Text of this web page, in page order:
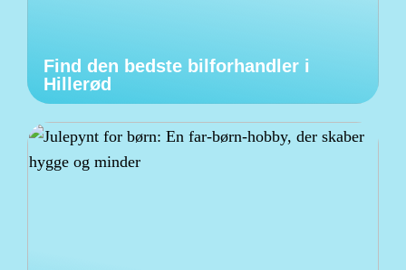
Find den bedste bilforhandler i
Hillerød